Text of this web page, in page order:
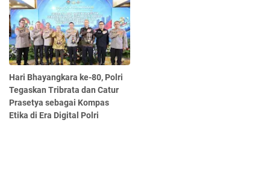
Hari Bhayangkara ke-80, Polri
Tegaskan Tribrata dan Catur
Prasetya sebagai Kompas
Etika di Era Digital Polri